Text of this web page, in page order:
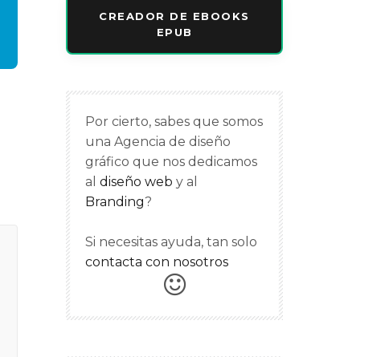
CREADOR DE EBOOKS
EPUB
Por cierto, sabes que somos
una Agencia de diseño
gráfico que nos dedicamos
al diseño web y al
Branding?
Si necesitas ayuda, tan solo
contacta con nosotros